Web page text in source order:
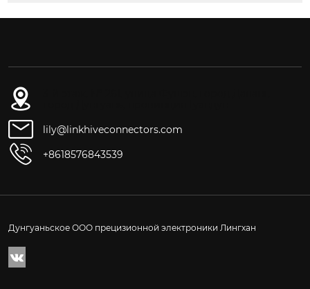
lily@linkhiveconnectors.com
+8618576843539
Дунгуаньское ООО прецизионной электроники Лингхан
